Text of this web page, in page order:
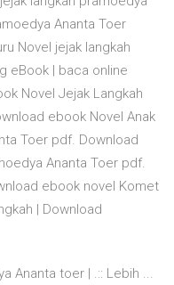
Ananta Toer
Novel jejak langkah
eBook | baca online
Novel Jejak Langkah
ebook Novel Anak
Toer pdf. Download
Ananta Toer pdf.
ebook novel Komet
| Download
Ananta toer | .:: Lebih ...